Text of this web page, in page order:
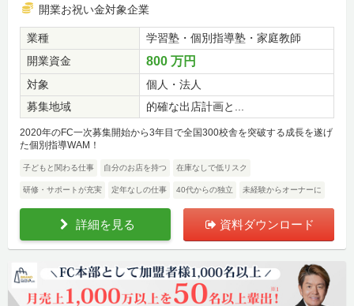
開業お祝い金対象企業
業種
学習塾・個別指導塾・家庭教師
開業資金
800 万円
対象
個人・法人
募集地域
的確な出店計画と...
2020年のFC一次募集開始から3年目で全国300校舎を突破する成長を遂げ
た個別指導WAM！
子どもと関わる仕事 自分のお店を持つ 在庫なしで低リスク
研修・サポートが充実 定年なしの仕事 40代からの独立 未経験からオーナーに
詳細を見る 資料ダウンロード